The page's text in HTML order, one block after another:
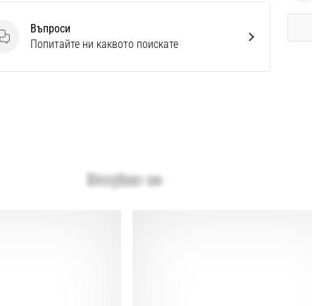
Въпроси
Въпроси
Попитайте ни каквото поискате